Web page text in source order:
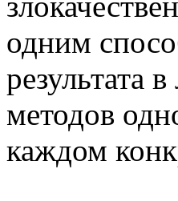
одним
результата
методов
каждом